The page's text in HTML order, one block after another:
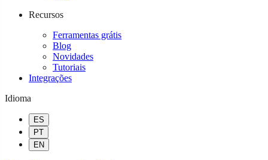
Recursos
Ferramentas grátis
Blog
Novidades
Tutoriais
Integrações
Idioma
ES
PT
EN